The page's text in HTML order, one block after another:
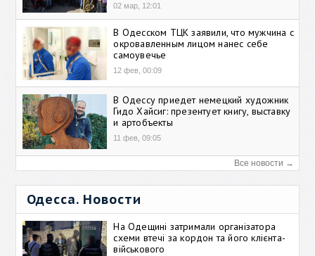
02 мар, 12:01
В Одесском ТЦК заявили, что мужчина с
окровавленным лицом нанес себе
самоувечье
12 фев, 00:09
В Одессу приедет немецкий художник
Гидо Хайсиг: презентует книгу, выставку
и артобъекты
11 фев, 09:05
Все новости →
Одесса. Новости
На Одещині затримали організатора
схеми втечі за кордон та його клієнта-
військового